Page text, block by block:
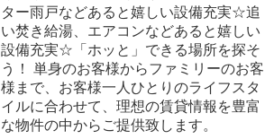
ター雨戸などあると嬉しい設備充実☆追
い焚き給湯、エアコンなどあると嬉しい
設備充実☆「ホッと」できる場所を探そ
う！ 単身のお客様からファミリーのお客
様まで、お客様一人ひとりのライフスタ
イルに合わせて、理想の賃貸情報を豊富
な物件の中からご提供致します。